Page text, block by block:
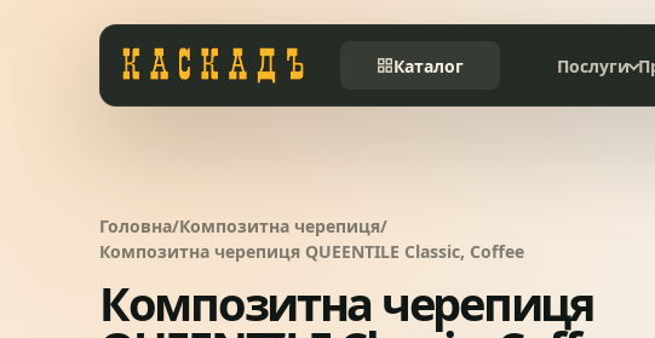
Каталог Послуги
02 Фасади та тераси
03 Заборы
Головна/Композитна черепиця/
Композитна черепиця QUEENTILE Classic, Coffee
Композитна черепиця